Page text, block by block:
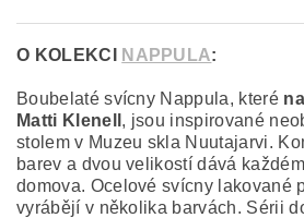
O KOLEKCI NAPPULA:
Boubelaté svícny Nappula, které
Matti Klenell , jsou inspirované
stolem v Muzeu skla Nuutajarvi.
barev a dvou velikostí dává
domova. Ocelové svícny lakované
vyrábějí v několika barvách. Sérii